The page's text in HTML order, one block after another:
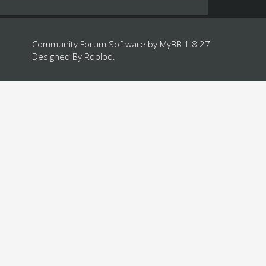
Community Forum Software by MyBB 1.8.27
Designed By Rooloo.